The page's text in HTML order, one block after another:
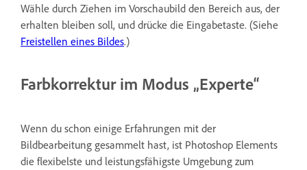
Wähle durch Ziehen im Vorschaubild den Bereich aus, der
erhalten bleiben soll, und drücke die Eingabetaste. (Siehe
Freistellen eines Bildes.)
Farbkorrektur im Modus „Experte“
Wenn du schon einige Erfahrungen mit der
Bildbearbeitung gesammelt hast, ist Photoshop Elements
die flexibelste und leistungsfähigste Umgebung zum